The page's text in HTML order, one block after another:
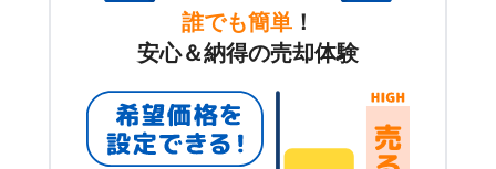
誰でも簡単 ！
安心＆納得の売却体験